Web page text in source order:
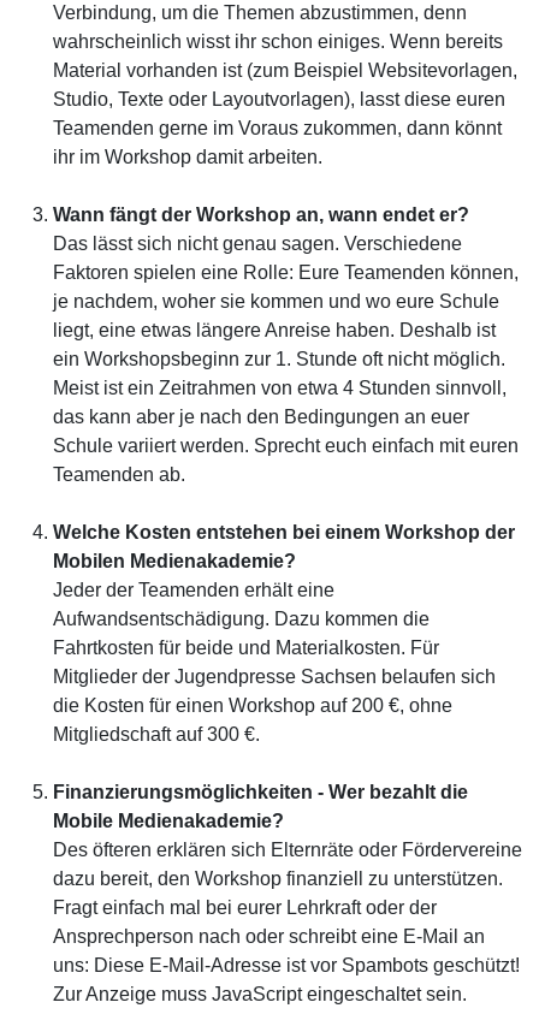
Verbindung, um die Themen abzustimmen, denn
wahrscheinlich wisst ihr schon einiges. Wenn bereits
Material vorhanden ist (zum Beispiel Websitevorlagen,
Studio, Texte oder Layoutvorlagen), lasst diese euren
Teamenden gerne im Voraus zukommen, dann könnt
ihr im Workshop damit arbeiten.
Wann fängt der Workshop an, wann endet er?
Das lässt sich nicht genau sagen. Verschiedene
Faktoren spielen eine Rolle: Eure Teamenden können,
je nachdem, woher sie kommen und wo eure Schule
liegt, eine etwas längere Anreise haben. Deshalb ist
ein Workshopsbeginn zur 1. Stunde oft nicht möglich.
Meist ist ein Zeitrahmen von etwa 4 Stunden sinnvoll,
das kann aber je nach den Bedingungen an euer
Schule variiert werden. Sprecht euch einfach mit euren
Teamenden ab.
Welche Kosten entstehen bei einem Workshop der
Mobilen Medienakademie?
Jeder der Teamenden erhält eine
Aufwandsentschädigung. Dazu kommen die
Fahrtkosten für beide und Materialkosten. Für
Mitglieder der Jugendpresse Sachsen belaufen sich
die Kosten für einen Workshop auf 200 €, ohne
Mitgliedschaft auf 300 €.
Finanzierungsmöglichkeiten - Wer bezahlt die
Mobile Medienakademie?
Des öfteren erklären sich Elternräte oder Fördervereine
dazu bereit, den Workshop finanziell zu unterstützen.
Fragt einfach mal bei eurer Lehrkraft oder der
Ansprechperson nach oder schreibt eine E-Mail an
uns: Diese E-Mail-Adresse ist vor Spambots geschützt!
Zur Anzeige muss JavaScript eingeschaltet sein.